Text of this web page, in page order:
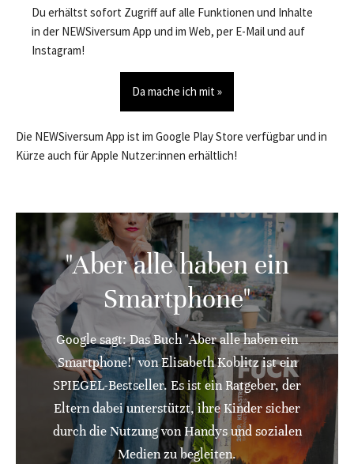
Du erhältst sofort Zugriff auf alle Funktionen und Inhalte
in der NEWSiversum App und im Web, per E-Mail und auf
Instagram!
Da mache ich mit »
Die NEWSiversum App ist im Google Play Store verfügbar und in
Kürze auch für Apple Nutzer:innen erhältlich!
"Aber alle haben ein
Smartphone"
Google sagt: Das Buch "Aber alle haben ein
Smartphone!" von Elisabeth Koblitz ist ein
SPIEGEL-Bestseller. Es ist ein Ratgeber, der
Eltern dabei unterstützt, ihre Kinder sicher
durch die Nutzung von Handys und sozialen
Medien zu begleiten.